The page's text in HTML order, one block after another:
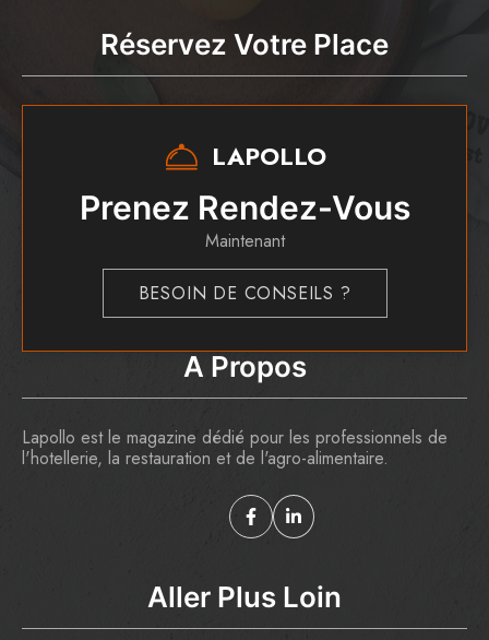
A Propos
Lapollo est le magazine dédié pour les professionnels de
l'hotellerie, la restauration et de l'agro-alimentaire.
Réservez Votre Place
LAPOLLO
Prenez Rendez-Vous
Maintenant
BESOIN DE CONSEILS ?
Aller Plus Loin